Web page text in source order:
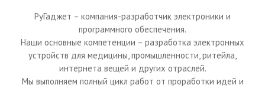
РуГаджет – компания-разработчик электроники и
программного обеспечения.
Наши основные компетенции – разработка электронных
устройств для медицины, промышленности, ритейла,
интернета вещей и других отраслей.
Мы выполняем полный цикл работ от проработки идей и